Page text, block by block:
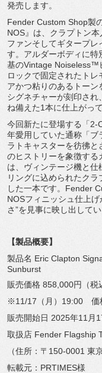
発売します。
Fender Custom Shop製
NOS』は、クラプトン
ファンそしてギタープ
す。アルダーボディに特
基のVintage Noiseless™
ロックで固定されたトレ
アかつ粘りのあるトーン
シグネチャーが刻印され、
ね備えた1本に仕上がって
今回新たに登場する「2-
年愛用していた通称「ブ
ラトキャスターを彷彿と
のヒストリーを象徴する
は、 ヴィンテージ機と仕
リングに込められたクラ
した一本です。Fender
NOSフィニッシュ仕上げ
さ”を見事に映し出してい
【製品概要】
製品名 Eric Clapton
Sunburst
販売価格 858,000円（税
※11/17（月）19:00 価
販売開始日 2025年11月
取扱店 Fender Flagship
（住所：〒150-0001 東
転載元：PRTIMES様